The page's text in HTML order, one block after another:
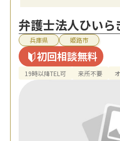
弁護士法人ひい
兵庫県 姫路市
初回相談無料
19時以降TEL可 来所不要